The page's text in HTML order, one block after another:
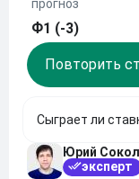
всего две, и
своей более
прогноз
Ф1 (-3)
Повторить
Сыграет ли
Юрий
эксперт